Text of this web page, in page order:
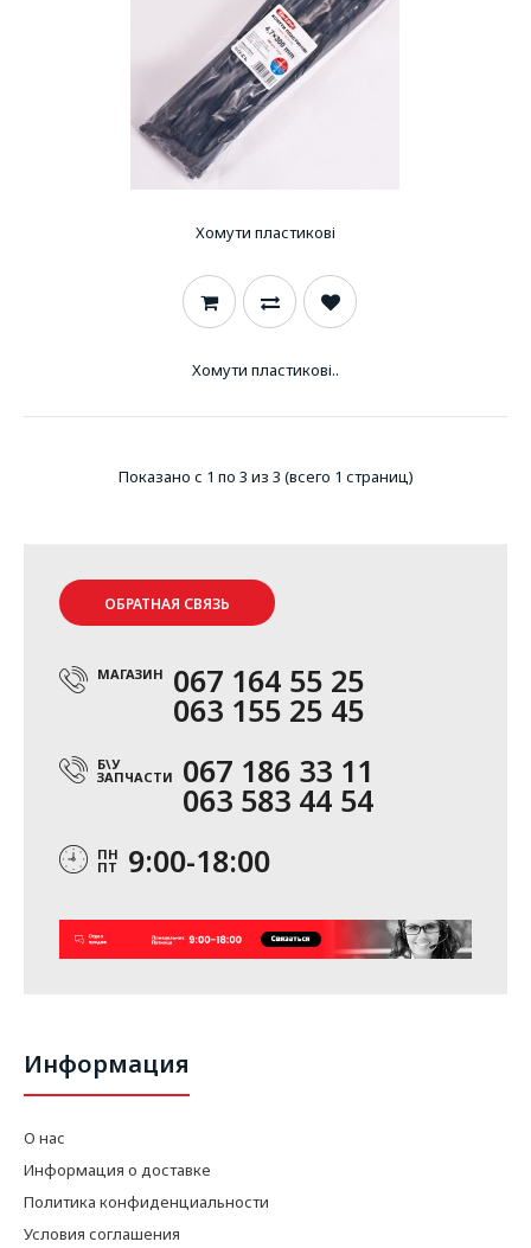
Хомути пластикові
Хомути пластикові..
Показано с 1 по 3 из 3 (всего 1 страниц)
ОБРАТНАЯ СВЯЗЬ
МАГАЗИН 067 164 55 25
063 155 25 45
Б\У
ЗАПЧАСТИ 067 186 33 11
063 583 44 54
ПН
ПТ 9:00-18:00
Информация
О нас
Информация о доставке
Политика конфиденциальности
Условия соглашения